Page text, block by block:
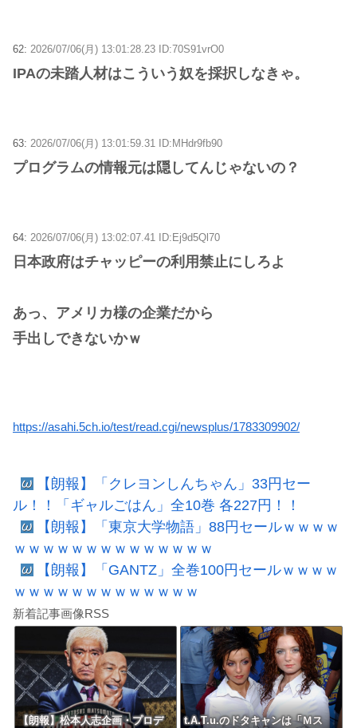
62: 2026/07/06(月) 13:01:28.23 ID:70S91vrO0
IPAの未踏人材はこういう奴を採択しなきゃ。
63: 2026/07/06(月) 13:01:59.31 ID:MHdr9fb90
プログラムの情報元は隠してんじゃないの？
64: 2026/07/06(月) 13:02:07.41 ID:Ej9d5Ql70
日本政府はチャッピーの利用禁止にしろよ
あっ、アメリカ様の企業だから
手出しできないかｗ
https://asahi.5ch.io/test/read.cgi/newsplus/1783309902/
【朗報】「クレヨンしんちゃん」33円セー
ル！！「ギャルごはん」全10巻 各227円！！
【朗報】「東京大学物語」88円セールｗｗｗｗ
ｗｗｗｗｗｗｗｗｗｗｗｗｗｗ
【朗報】「GANTZ」全巻100円セールｗｗｗｗ
ｗｗｗｗｗｗｗｗｗｗｗｗｗ
新着記事画像RSS
【朗報】松本人志企画・プロデ
t.A.T.u.のドタキャンは「Ｍス